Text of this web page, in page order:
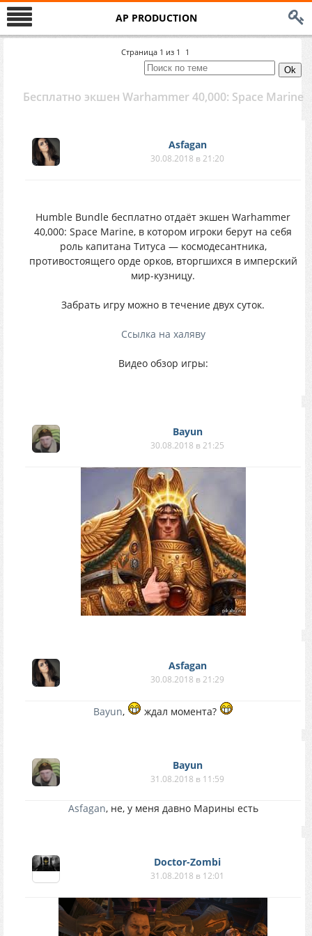
AP PRODUCTION
Страница 1 из 1 1
Бесплатно экшен Warhammer 40,000: Space Marine
Asfagan
30.08.2018 в 21:20
Humble Bundle бесплатно отдаёт экшен Warhammer
40,000: Space Marine, в котором игроки берут на себя
роль капитана Титуса — космодесантника,
противостоящего орде орков, вторгшихся в имперский
мир-кузницу.
Забрать игру можно в течение двух суток.
Ссылка на халяву
Видео обзор игры:
Bayun
30.08.2018 в 21:25
Asfagan
30.08.2018 в 21:29
Bayun, ждал момента?
Bayun
31.08.2018 в 11:59
Asfagan, не, у меня давно Марины есть
Doctor-Zombi
31.08.2018 в 12:01